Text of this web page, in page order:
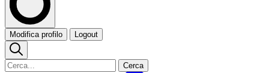
Modifica profilo Logout
Cerca